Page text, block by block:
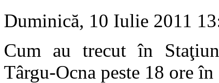
Duminică, 10 Iulie 2011
Cum au trecut în
Târgu-Ocna peste 18 ore